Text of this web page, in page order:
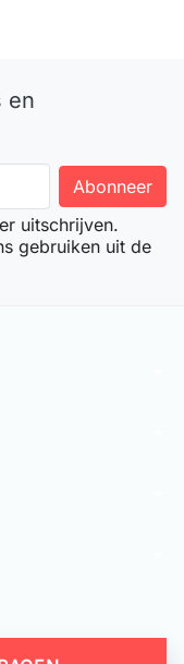
en
uitschrijven.
gebruiken uit de